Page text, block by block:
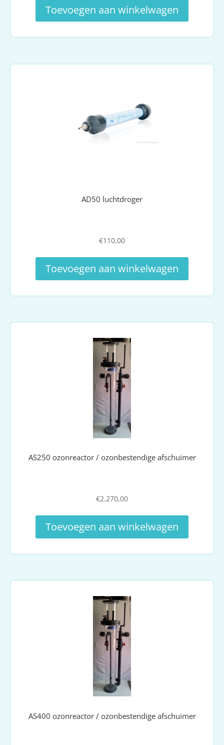
Toevoegen aan winkelwagen
AD50 luchtdroger
€110,00
Toevoegen aan winkelwagen
AS250 ozonreactor / ozonbestendige afschuimer
€2.270,00
Toevoegen aan winkelwagen
AS400 ozonreactor / ozonbestendige afschuimer